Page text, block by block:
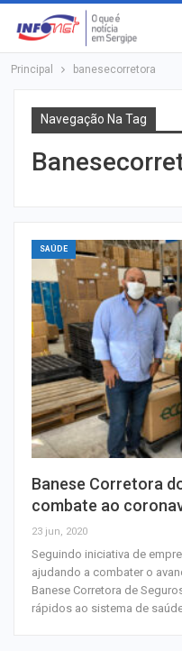
Principal banesecorretora
Navegação Na Tag
SAÚDE
Banese Corretora
combate ao
23 jun, 2020
Seguindo iniciativa de
ajudando a combater o
Banese Corretora de
rápidos ao sistema de